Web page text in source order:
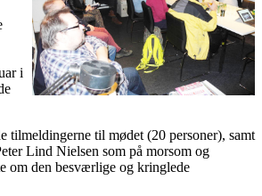
i
tilmeldingerne til mødet (20 personer), samt
Lind Nielsen som på morsom og
om den besværlige og kringlede